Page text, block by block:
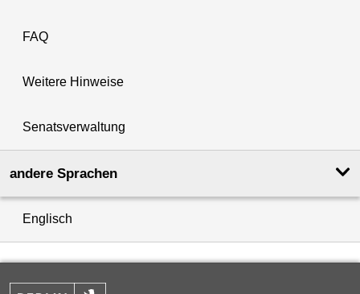
FAQ
Weitere Hinweise
Senatsverwaltung
andere Sprachen
Englisch